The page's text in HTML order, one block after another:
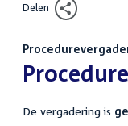
Delen
:
De vergadering is